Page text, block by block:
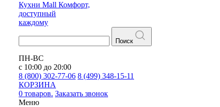
Кухни Mall Комфорт,
доступный
каждому
Поиск
ПН-ВС
с 10:00 до 20:00
8 (800) 302-77-06 8 (499) 348-15-11
КОРЗИНА
0 товаров. Заказать звонок
Меню